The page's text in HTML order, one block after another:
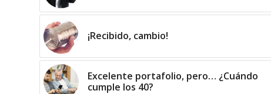
¡Recibido, cambio!
Excelente portafolio, pero… ¿Cuándo
cumple los 40?